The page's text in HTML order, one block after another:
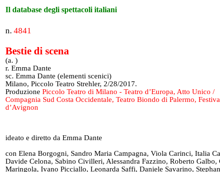
Il database degli spettacoli italiani
n. 4841
Bestie di scena
(a. )
r. Emma Dante
sc. Emma Dante (elementi scenici)
Milano, Piccolo Teatro Strehler, 2/28/2017.
Produzione Piccolo Teatro di Milano - Teatro d’Europa, Atto Unico /
Compagnia Sud Costa Occidentale, Teatro Biondo di Palermo,
d’Avignon
ideato e diretto da Emma Dante
con Elena Borgogni, Sandro Maria Campagna, Viola Carinci, Italia
Davide Celona, Sabino Civilleri, Alessandra Fazzino, Roberto Galbo,
Maringola, Ivano Picciallo, Leonarda Saffi, Daniele Savarino,